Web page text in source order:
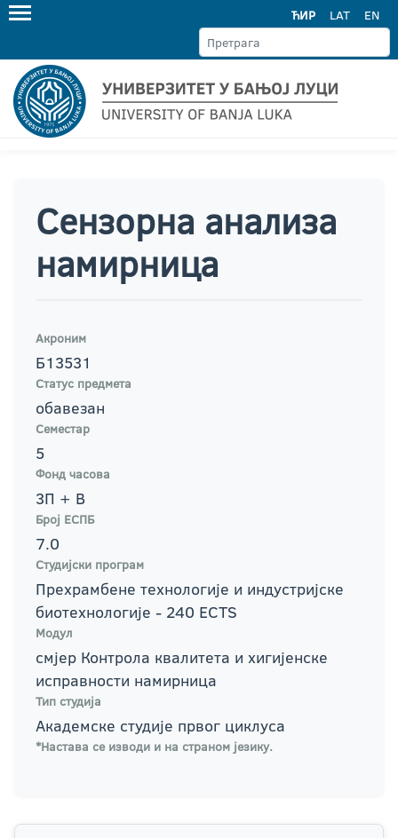
ЋИР LAT EN
Сензорна анализа
намирница
Акроним
Б13531
Статус предмета
обавезан
Семестар
5
Фонд часова
3П + В
Број ЕСПБ
7.0
Студијски програм
Прехрамбене технологије и индустријске
биотехнологије - 240 ECTS
Модул
смјер Контрола квалитета и хигијенске
исправности намирница
Тип студија
Академске студије првог циклуса
*Настава се изводи и на страном језику.